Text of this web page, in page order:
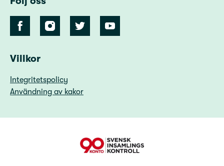
Villkor
Integritetspolicy
Användning av kakor
90 Konto